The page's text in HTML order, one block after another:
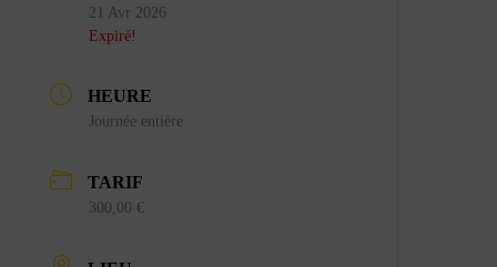
21 Avr 2026
Expiré!
HEURE
Journée entière
TARIF
300,00 €